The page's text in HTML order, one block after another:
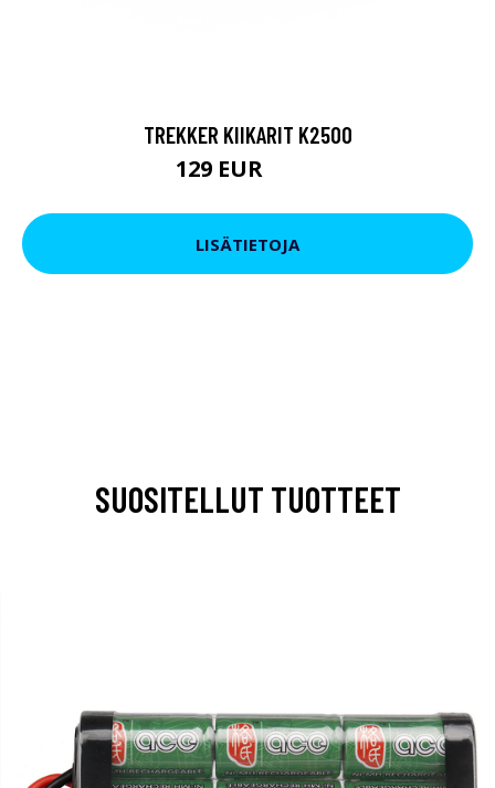
TREKKER KIIKARIT K2500
129 EUR
LISÄTIETOJA
SUOSITELLUT TUOTTEET